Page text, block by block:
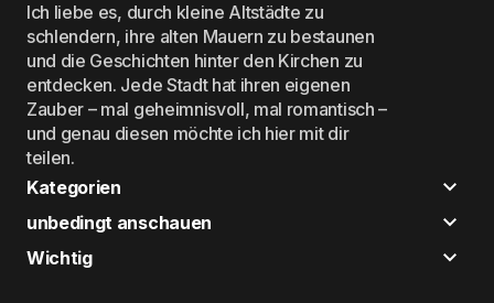
Ich liebe es, durch kleine Altstädte zu
schlendern, ihre alten Mauern zu bestaunen
und die Geschichten hinter den Kirchen zu
entdecken. Jede Stadt hat ihren eigenen
Zauber – mal geheimnisvoll, mal romantisch –
und genau diesen möchte ich hier mit dir
teilen.
Kategorien
unbedingt anschauen
Wichtig